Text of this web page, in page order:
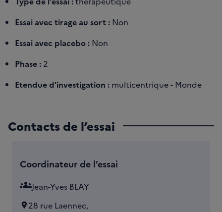
Essai avec tirage au sort : Non
Essai avec placebo : Non
Phase : 2
Etendue d'investigation : multicentrique - Monde
Contacts de l’essai
Coordinateur de l’essai
groupsJean-Yves BLAY
28 rue Laennec,